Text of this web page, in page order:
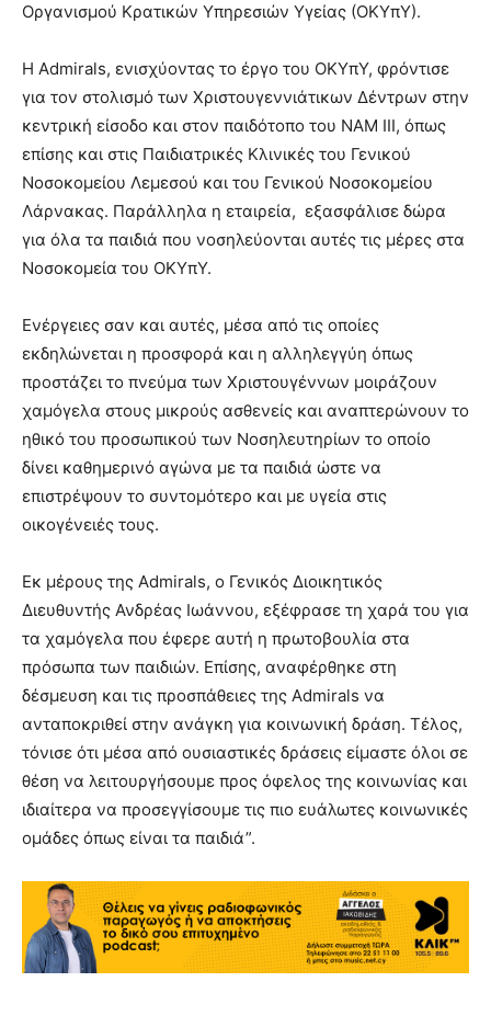
Οργανισμού Κρατικών Υπηρεσιών Υγείας (ΟΚΥπΥ).
Η Admirals, ενισχύοντας το έργο του ΟΚΥπΥ, φρόντισε
για τον στολισμό των Χριστουγεννιάτικων Δέντρων στην
κεντρική είσοδο και στον παιδότοπο του ΝΑΜ ΙΙΙ, όπως
επίσης και στις Παιδιατρικές Κλινικές του Γενικού
Νοσοκομείου Λεμεσού και του Γενικού Νοσοκομείου
Λάρνακας. Παράλληλα η εταιρεία, εξασφάλισε δώρα
για όλα τα παιδιά που νοσηλεύονται αυτές τις μέρες στα
Νοσοκομεία του ΟΚΥπΥ.
Ενέργειες σαν και αυτές, μέσα από τις οποίες
εκδηλώνεται η προσφορά και η αλληλεγγύη όπως
προστάζει το πνεύμα των Χριστουγέννων μοιράζουν
χαμόγελα στους μικρούς ασθενείς και αναπτερώνουν το
ηθικό του προσωπικού των Νοσηλευτηρίων το οποίο
δίνει καθημερινό αγώνα με τα παιδιά ώστε να
επιστρέψουν το συντομότερο και με υγεία στις
οικογένειές τους.
Εκ μέρους της Admirals, ο Γενικός Διοικητικός
Διευθυντής Ανδρέας Ιωάννου, εξέφρασε τη χαρά του για
τα χαμόγελα που έφερε αυτή η πρωτοβουλία στα
πρόσωπα των παιδιών. Επίσης, αναφέρθηκε στη
δέσμευση και τις προσπάθειες της Admirals να
ανταποκριθεί στην ανάγκη για κοινωνική δράση. Τέλος,
τόνισε ότι μέσα από ουσιαστικές δράσεις είμαστε όλοι σε
θέση να λειτουργήσουμε προς όφελος της κοινωνίας και
ιδιαίτερα να προσεγγίσουμε τις πιο ευάλωτες κοινωνικές
ομάδες όπως είναι τα παιδιά”.